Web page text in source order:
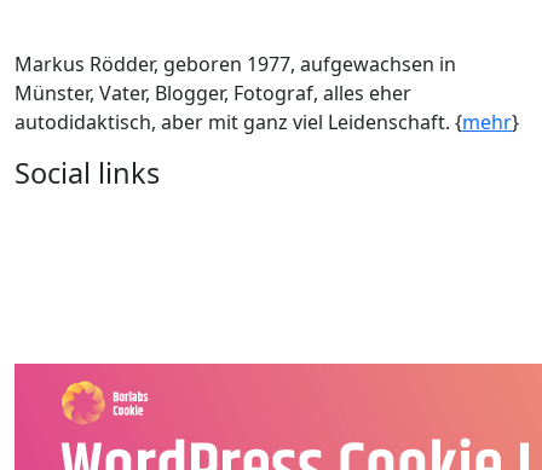
Markus Rödder, geboren 1977, aufgewachsen in
Münster, Vater, Blogger, Fotograf, alles eher
autodidaktisch, aber mit ganz viel Leidenschaft. {mehr}
Social links